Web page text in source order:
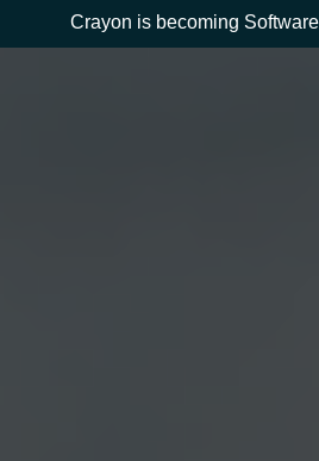
Crayon is becoming